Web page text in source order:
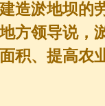
造淤地坝的
方领导说，
积、提高农